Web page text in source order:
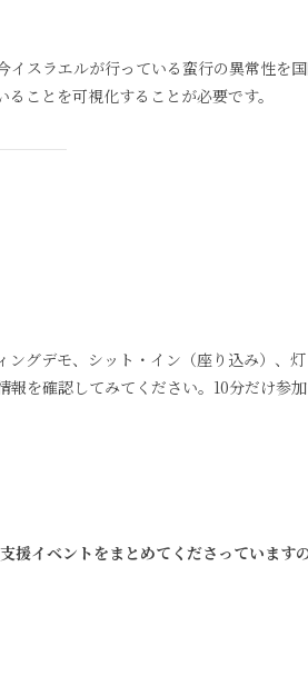
イスラエルが行っている蛮行の異常性を
ことを可視化することが必要です。
グデモ、シット・イン（座り込み）、
を確認してみてください。10分だけ参
援イベントをまとめてくださっています